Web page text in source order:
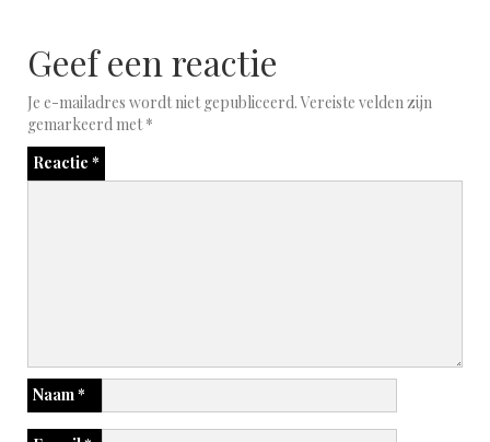
Geef een reactie
Je e-mailadres wordt niet gepubliceerd. Vereiste velden zijn
gemarkeerd met*
Reactie *
Naam*